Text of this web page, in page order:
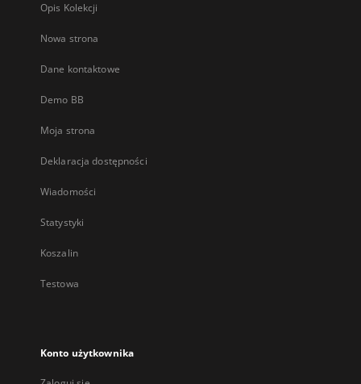
Opis Kolekcji
Nowa strona
Dane kontaktowe
Demo BB
Moja strona
Deklaracja dostępności
Wiadomości
Statystyki
Koszalin
Testowa
Konto użytkownika